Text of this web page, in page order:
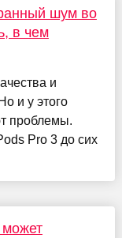
шум во
в чем
и
и у этого
проблемы.
Pro 3 до сих